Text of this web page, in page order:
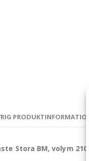
PRODUKTINFORMATION
Stora BM, volym